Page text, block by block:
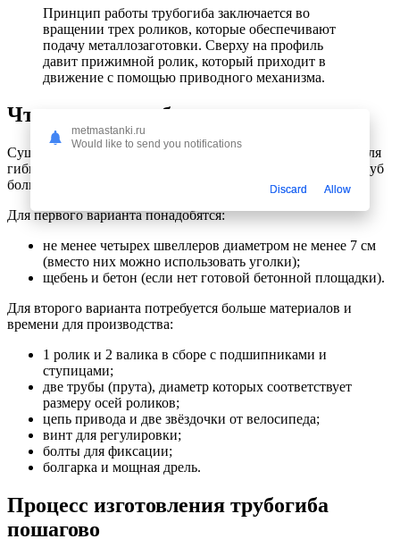
Принцип работы трубогиба заключается во
вращении трех роликов, которые обеспечивают
подачу металлозаготовки. Сверху на профиль
давит прижимной ролик, который приходит в
движение с помощью приводного механизма.
Что нам понадобится
Существует два основных варианта изготовления станка для
гибки арматуры: для профиля диаметром до 20 мм и для труб
большего радиуса.
Для первого варианта понадобятся:
не менее четырех швеллеров диаметром не менее 7 см
(вместо них можно использовать уголки);
щебень и бетон (если нет готовой бетонной площадки).
Для второго варианта потребуется больше материалов и
времени для производства:
1 ролик и 2 валика в сборе с подшипниками и
ступицами;
две трубы (прута), диаметр которых соответствует
размеру осей роликов;
цепь привода и две звёздочки от велосипеда;
винт для регулировки;
болты для фиксации;
болгарка и мощная дрель.
Процесс изготовления трубогиба
пошагово
metmastanki.ru
Would like to send you notifications
Discard Allow